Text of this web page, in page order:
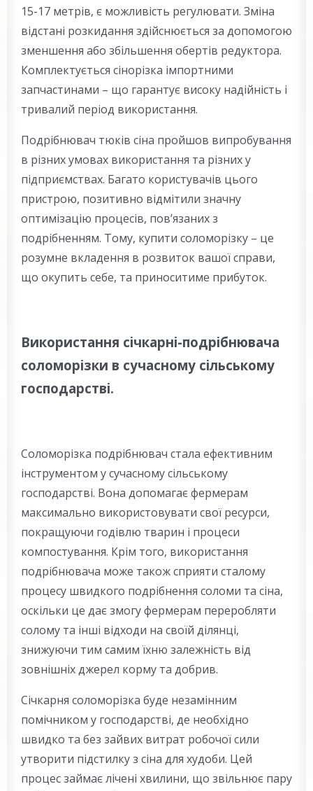
15-17 метрів, є можливість регулювати. Зміна
відстані розкидання здійснюється за допомогою
зменшення або збільшення обертів редуктора.
Комплектується сінорізка імпортними
запчастинами – що гарантує високу надійність і
тривалий період використання.
Подрібнювач тюків сіна пройшов випробування
в різних умовах використання та різних у
підприємствах. Багато користувачів цього
пристрою, позитивно відмітили значну
оптимізацію процесів, пов’язаних з
подрібненням. Тому, купити соломорізку – це
розумне вкладення в розвиток вашої справи,
що окупить себе, та приноситиме прибуток.
Використання січкарні-подрібнювача
соломорізки в сучасному сільському
господарстві.
Соломорізка подрібнювач стала ефективним
інструментом у сучасному сільському
господарстві. Вона допомагає фермерам
максимально використовувати свої ресурси,
покращуючи годівлю тварин і процеси
компостування. Крім того, використання
подрібнювача може також сприяти сталому
процесу швидкого подрібнення соломи та сіна,
оскільки це дає змогу фермерам переробляти
солому та інші відходи на своїй ділянці,
знижуючи тим самим їхню залежність від
зовнішніх джерел корму та добрив.
Січкарня соломорізка буде незамінним
помічником у господарстві, де необхідно
швидко та без зайвих витрат робочої сили
утворити підстилку з сіна для худоби. Цей
процес займає лічені хвилини, що звільнює пару